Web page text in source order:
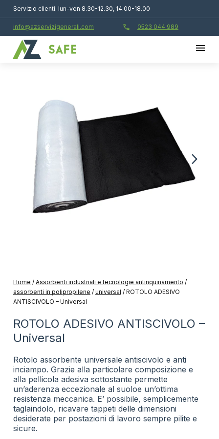
Servizio clienti: lun-ven 8.30-12.30, 14.00-18.00
info@azservizigenerali.com call 0523 044 989
Home / Assorbenti industriali e tecnologie antinquinamento /
assorbenti in polipropilene / universal / ROTOLO ADESIVO
ANTISCIVOLO – Universal
ROTOLO ADESIVO ANTISCIVOLO –
Universal
Rotolo assorbente universale antiscivolo e anti
inciampo. Grazie alla particolare composizione e
alla pellicola adesiva sottostante permette
un’aderenza eccezionale al suoloe un’ottima
resistenza meccanica. E’ possibile, semplicemente
taglaindolo, ricavare tappeti delle dimensioni
desiderate per postazioni di lavoro sempre pilite e
sicure.